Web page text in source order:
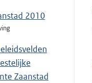
2010
Zaanstad